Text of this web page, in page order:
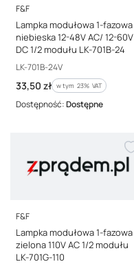
PRODUCENT
F&F
Lampka modułowa 1-fazowa
niebieska 12-48V AC/ 12-60V
DC 1/2 modułu LK-701B-24
Kod producenta
LK-701B-24V
Cena brutto
33,50 zł w tym %s VAT
w tym 23% VAT
Dostępność:Dostępne
PRODUCENT
F&F
Lampka modułowa 1-fazowa
zielona 110V AC 1/2 modułu
LK-701G-110